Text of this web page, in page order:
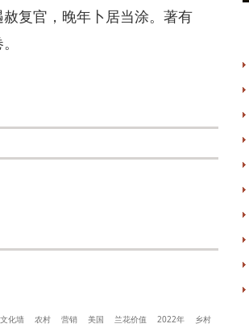
复官，晚年卜居当涂。著有
化墙 农村 营销 美国 兰花价值 2022年
乡村